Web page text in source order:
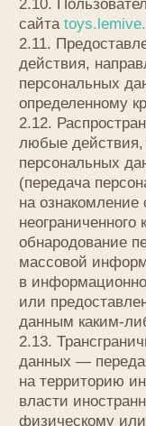
данных, а также,
с требованием о
персональных данных,
продолжить обработку
согласия субъекта
наличии оснований,
о персональных данных;
— самостоятельно
мер, необходимых и
выполнения
Законом о
в соответствии с ним
актами, если иное не
о персональных данных
федеральными законами.
3.2. Оператор обязан:
— предоставлять
по его просьбе
обработки его
— организовывать
данных в порядке,
законодательством РФ;
— отвечать на
персональных данных и
представителей в
Закона о персональных
— сообщать в
прав субъектов
этого органа
10 дней с даты